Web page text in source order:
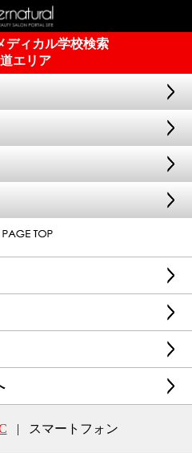
ディカル学校検索
エリア
| スマートフォン